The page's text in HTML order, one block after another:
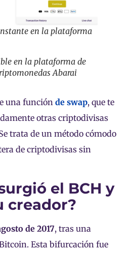
en la plataforma
en la plataforma de
Abarai
una función de swap, que te
otras criptodivisas
trata de un método cómodo
de criptodivisas sin
el BCH y
creador?
de 2017, tras una
Esta bifurcación fue